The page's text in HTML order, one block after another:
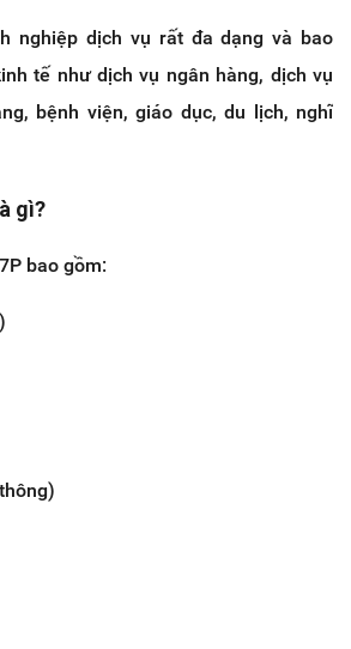
nghiệp dịch vụ rất đa dạng và bao
tế như dịch vụ ngân hàng, dịch vụ
bệnh viện, giáo dục, du lịch, nghĩ
gì?
bao gồm: